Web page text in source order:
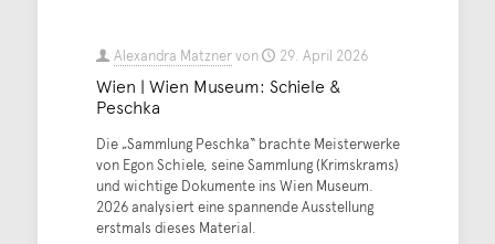
Alexandra Matznervon 29. April 2026
Wien | Wien Museum: Schiele &
Peschka
Die „Sammlung Peschka“ brachte Meisterwerke
von Egon Schiele, seine Sammlung (Krimskrams)
und wichtige Dokumente ins Wien Museum.
2026 analysiert eine spannende Ausstellung
erstmals dieses Material.